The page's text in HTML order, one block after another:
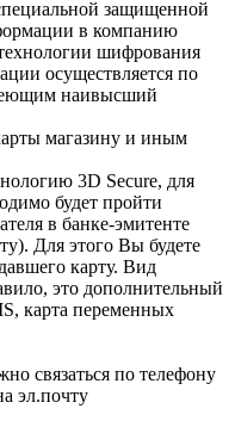
защищенной
в компанию
шифрования
осуществляется по
наивысший
магазину и иным
3D Secure, для
будет пройти
в банке-эмитенте
Для этого Вы будете
карту. Вид
это дополнительный
карта переменных
связаться по телефону
эл.почту